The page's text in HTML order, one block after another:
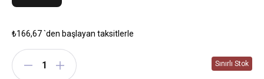
₺166,67`den başlayan taksitlerle